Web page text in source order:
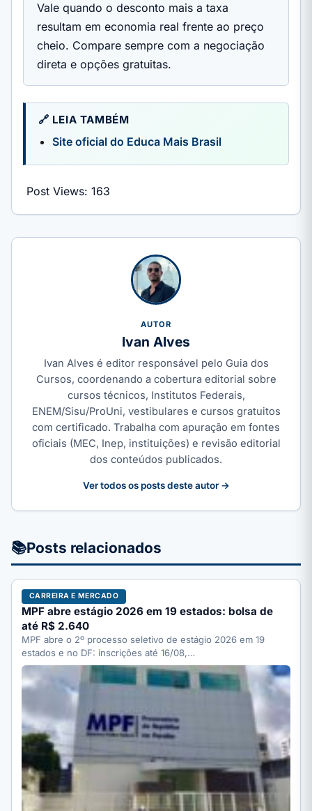
Vale quando o desconto mais a taxa
resultam em economia real frente ao preço
cheio. Compare sempre com a negociação
direta e opções gratuitas.
🔗 LEIA TAMBÉM
Site oficial do Educa Mais Brasil
Post Views: 163
AUTOR
Ivan Alves
Ivan Alves é editor responsável pelo Guia dos
Cursos, coordenando a cobertura editorial sobre
cursos técnicos, Institutos Federais,
ENEM/Sisu/ProUni, vestibulares e cursos gratuitos
com certificado. Trabalha com apuração em fontes
oficiais (MEC, Inep, instituições) e revisão editorial
dos conteúdos publicados.
Ver todos os posts deste autor →
📚Posts relacionados
CARREIRA E MERCADO
MPF abre estágio 2026 em 19 estados: bolsa de
até R$ 2.640
MPF abre o 2º processo seletivo de estágio 2026 em 19
estados e no DF: inscrições até 16/08,…